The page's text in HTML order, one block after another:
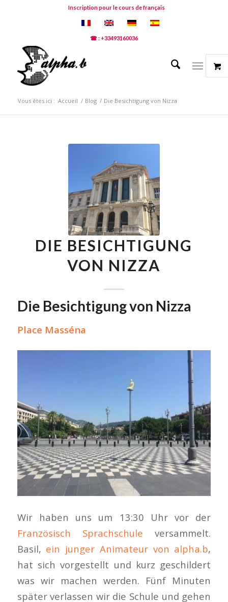
Inscription pour le cours de français
☎ : +33493160036
Vous êtes ici : Accueil / Blog / Die Besichtigung von Nizza
DIE BESICHTIGUNG
VON NIZZA
Die Besichtigung von Nizza
Place Masséna
Wir haben uns um 13:30 Uhr vor der
Französisch Sprachschule versammelt.
Basil, ein junger Animateur von alpha.b,
hat sich vorgestellt und kurz geschildert
was wir machen werden. Fünf Minuten
später verlassen wir die Schule und gehen